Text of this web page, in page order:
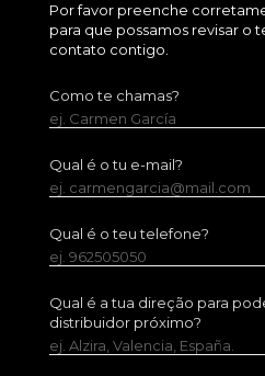
Por favor preenche
para que possamos revisar o
contato contigo.
Como te chamas?
ej. Carmen García
Qual é o tu e-mail?
ej. carmengarcia@mail.com
Qual é o teu telefone?
ej. 962505050
Qual é a tua direção para
distribuidor próximo?
ej. Alzira, Valencia, España.